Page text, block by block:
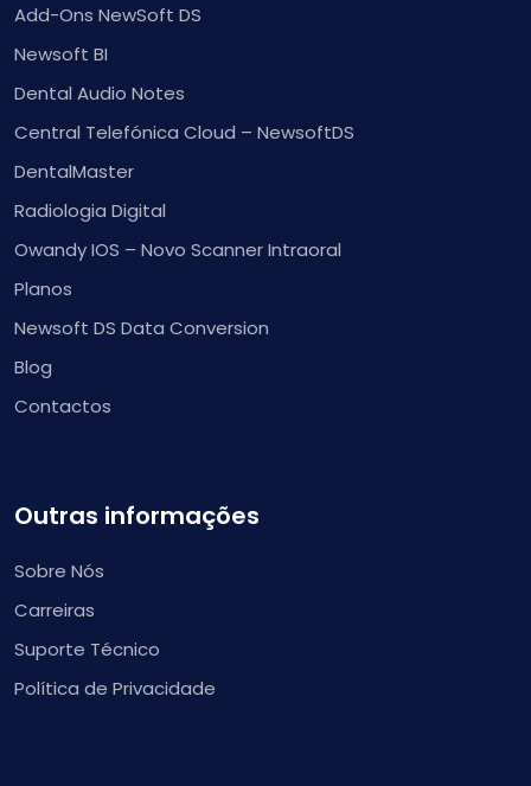
Add-Ons NewSoft DS
Newsoft BI
Dental Audio Notes
Central Telefónica Cloud – NewsoftDS
DentalMaster
Radiologia Digital
Owandy IOS – Novo Scanner Intraoral
Planos
Newsoft DS Data Conversion
Blog
Contactos
Outras informações
Sobre Nós
Carreiras
Suporte Técnico
Política de Privacidade